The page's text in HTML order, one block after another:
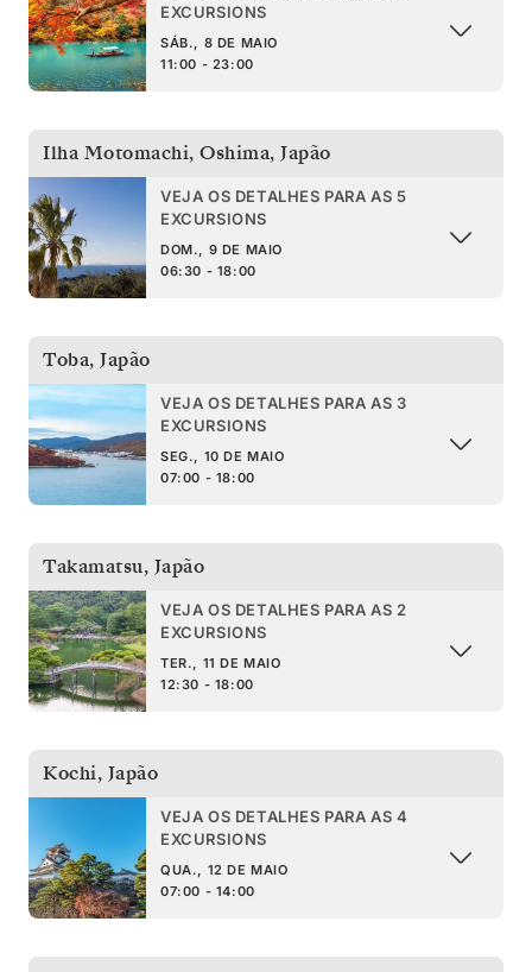
EXCURSIONS
SÁB., 8 DE MAIO
11:00 - 23:00
Ilha Motomachi, Oshima, Japão
VEJA OS DETALHES PARA AS 5
EXCURSIONS
DOM., 9 DE MAIO
06:30 - 18:00
Toba, Japão
VEJA OS DETALHES PARA AS 3
EXCURSIONS
SEG., 10 DE MAIO
07:00 - 18:00
Takamatsu, Japão
VEJA OS DETALHES PARA AS 2
EXCURSIONS
TER., 11 DE MAIO
12:30 - 18:00
Kochi, Japão
VEJA OS DETALHES PARA AS 4
EXCURSIONS
QUA., 12 DE MAIO
07:00 - 14:00